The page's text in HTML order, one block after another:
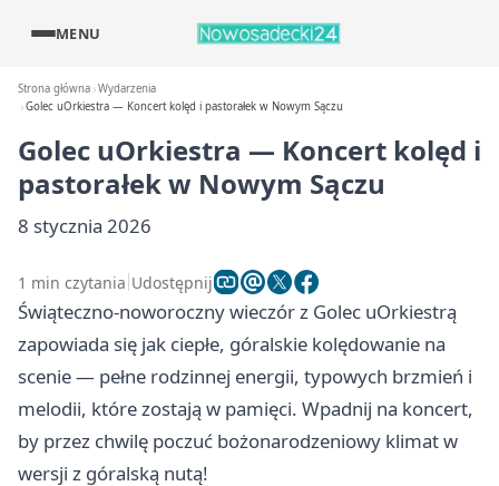
MENU
Strona główna Wydarzenia
Golec uOrkiestra — Koncert kolęd i pastorałek w Nowym Sączu
Golec uOrkiestra — Koncert kolęd i
pastorałek w Nowym Sączu
8 stycznia 2026
1 min czytania Udostępnij
Świąteczno-noworoczny wieczór z Golec uOrkiestrą
zapowiada się jak ciepłe, góralskie kolędowanie na
scenie — pełne rodzinnej energii, typowych brzmień i
melodii, które zostają w pamięci. Wpadnij na koncert,
by przez chwilę poczuć bożonarodzeniowy klimat w
wersji z góralską nutą!